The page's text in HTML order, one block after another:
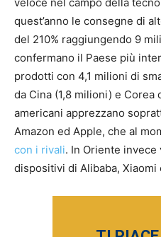
quest’anno le consegne di
del 210% raggiungendo 9
confermano il Paese più
prodotti con 4,1 milioni di
da Cina (1,8 milioni) e
americani apprezzano
Amazon ed Apple, che al
con i rivali. In Oriente invece
dispositivi di Alibaba, Xiaomi